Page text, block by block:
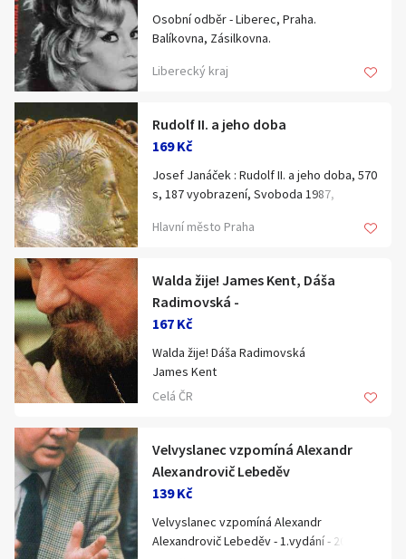
Osobní odběr - Liberec, Praha.
Balíkovna, Zásilkovna.
Liberecký kraj
Rudolf II. a jeho doba
169 Kč
Josef Janáček : Rudolf II. a jeho doba, 570
s, 187 vyobrazení, Svoboda 1987,
předání v Praze, nezasílám.
Hlavní město Praha
Walda žije! James Kent, Dáša
Radimovská -
167 Kč
Walda žije! Dáša Radimovská
James Kent
Velký zpěvák a nezlomný charakter na
oplátku miloval snad celý národ. V srdcích
většiny Čechů je silně zakořeněn dodnes.
Kniha zkušených publicistů mapuje
nejdůležitější okamžiky z pestrých
životních osudů zpěváka
Celá ČR
Velvyslanec vzpomíná Alexandr
Alexandrovič Lebeděv
139 Kč
Velvyslanec vzpomíná Alexandr
Alexandrovič Lebeděv - 1.vydání - 2008